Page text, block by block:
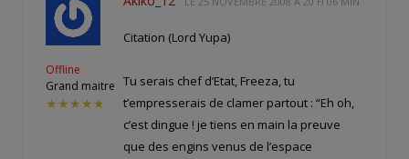
Offline
Grand maitre
★★★★★
Citation (Lord Yupa)
Tu serais chef d’Etat, Freeza, tu
t’empresserais de clamer partout : “Eh oh,
c’est dingue ! je tiens en main la preuve
que des engins venus de l’espace